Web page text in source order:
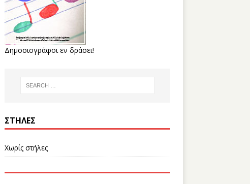
Δημοσιογράφοι εν δράσει!
ΣΤΉΛΕΣ
Χωρίς στήλες